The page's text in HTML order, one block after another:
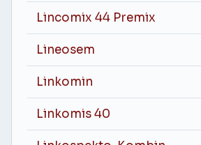
Lincomix 44 Premix
Lineosem
Linkomin
Linkomis 40